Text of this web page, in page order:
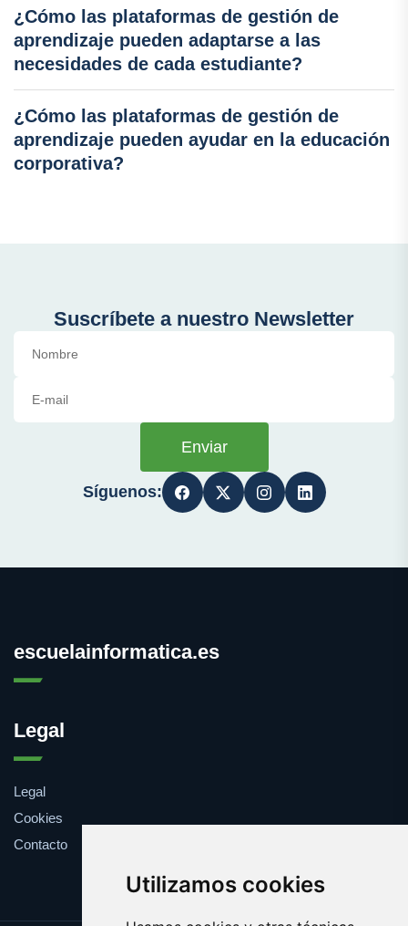
Utilizamos cookies
¿Cómo las plataformas de gestión de
aprendizaje pueden adaptarse a las
necesidades de cada estudiante?
¿Cómo las plataformas de gestión de
aprendizaje pueden ayudar en la educación
corporativa?
Suscríbete a nuestro Newsletter
Enviar
Síguenos:
escuelainformatica.es
Legal
Legal
Cookies
Contacto